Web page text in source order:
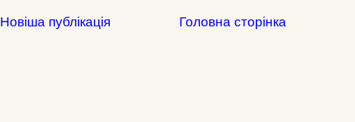
Новіша публікація Головна сторінка